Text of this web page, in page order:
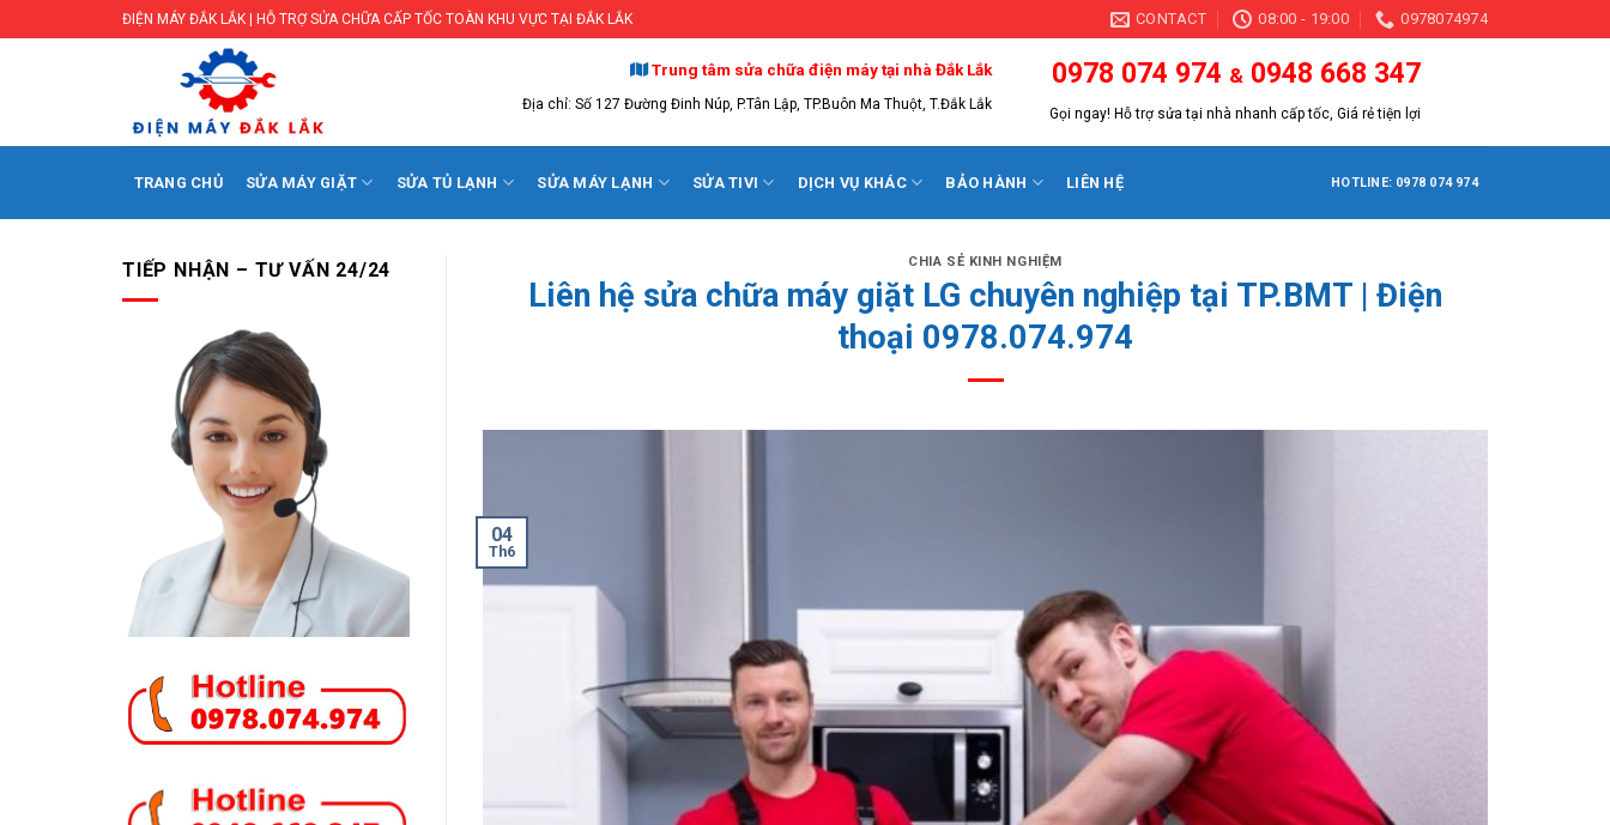
to
ĐIỆN MÁY ĐẮK LẮK | HỖ TRỢ SỬA CHỮA CẤP TỐC TOÀN KHU VỰC TẠI ĐẮK LẮK CONTACT 08:00 - 19:00 0978074974
Trung tâm sửa chữa điện máy tại nhà Đắk Lắk
Địa chỉ: Số 127 Đường Đinh Núp, P.Tân Lập, TP.Buôn Ma Thuột, T.Đắk Lắk
0978 074 974 & 0948 668 347
Gọi ngay! Hỗ trợ sửa tại nhà nhanh cấp tốc, Giá rẻ tiện lợi
TRANG CHỦ SỬA MÁY GIẶT SỬA TỦ LẠNH SỬA MÁY LẠNH SỬA TIVI DỊCH VỤ KHÁC BẢO HÀNH LIÊN HỆ HOTLINE: 0978 074 974
TIẾP NHẬN – TƯ VẤN 24/24 CHIA SẺ KINH NGHIỆM
Liên hệ sửa chữa máy giặt LG chuyên nghiệp tại TP.BMT | Điện
thoại 0978.074.974
04
Th6